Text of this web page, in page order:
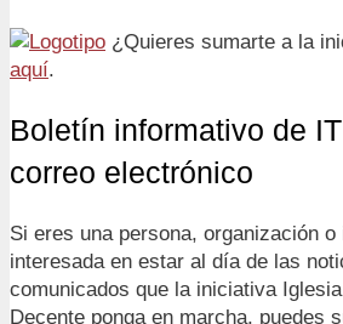
¿Quieres sumarte a la
aquí.
Boletín informativo de
correo electrónico
Si eres una persona, organización
interesada en estar al día de las
comunicados que la iniciativa
Decente ponga en marcha, puedes